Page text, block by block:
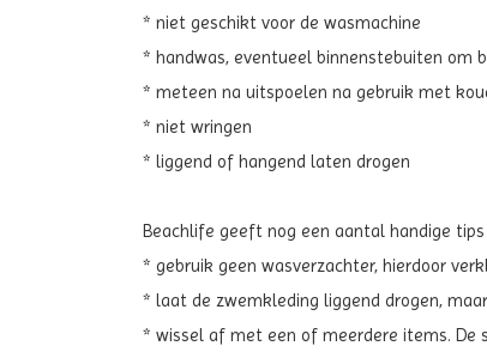
* niet geschikt voor de wasmachine
* handwas, eventueel binnenstebuiten om
* meteen na uitspoelen na gebruik met
* niet wringen
* liggend of hangend laten drogen
Beachlife geeft nog een aantal handige
* gebruik geen wasverzachter, hierdoor
* laat de zwemkleding liggend drogen,
* wissel af met een of meerdere items. De